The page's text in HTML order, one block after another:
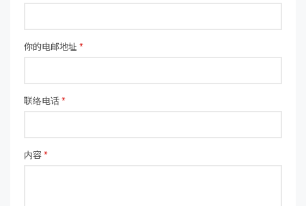
你的电邮地址 *
联络电话*
内容*